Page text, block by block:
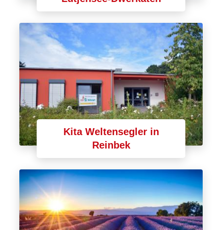
Kita Weltensegler in
Reinbek